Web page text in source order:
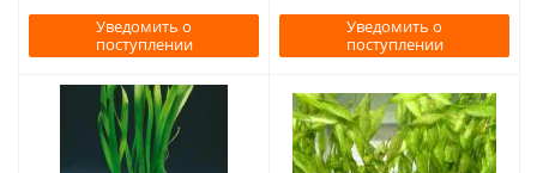
Уведомить о
поступлении
Уведомить о
поступлении